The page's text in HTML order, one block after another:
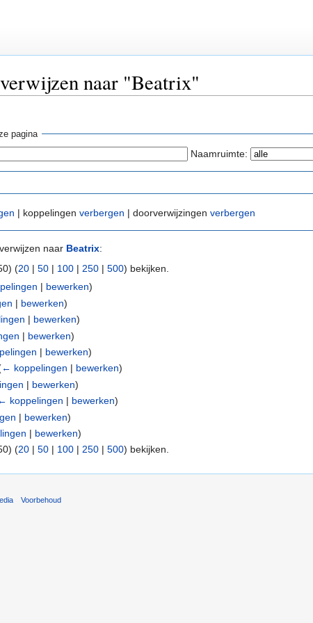
naar "Beatrix"
pagina
Naamruimte:
| koppelingen verbergen | doorverwijzingen verbergen
naar Beatrix:
(20 | 50 | 100 | 250 | 500) bekijken.
| bewerken)
| bewerken)
| bewerken)
| bewerken)
| bewerken)
← koppelingen | bewerken)
| bewerken)
← koppelingen | bewerken)
| bewerken)
| bewerken)
(20 | 50 | 100 | 250 | 500) bekijken.
Voorbehoud